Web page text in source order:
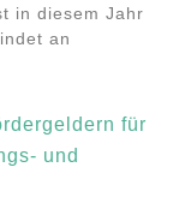
in diesem Jahr
an
für
und